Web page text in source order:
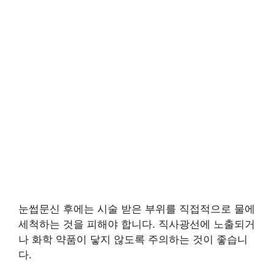
눈썹문신 후에는 시술 받은 부위를 직접적으로 물에
세척하는 것을 피해야 합니다. 직사광선에 노출되거
나 화학 약품이 닿지 않도록 주의하는 것이 좋습니
다.